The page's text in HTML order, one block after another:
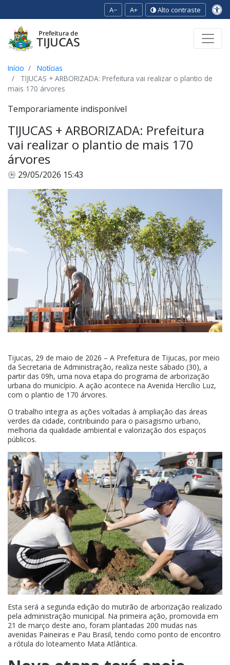
A− A+ Alto contraste
Início
Notícias
TIJUCAS + ARBORIZADA: Prefeitura vai realizar o plantio de
mais 170 árvores
Temporariamente indisponível
TIJUCAS + ARBORIZADA: Prefeitura
vai realizar o plantio de mais 170
árvores
29/05/2026 15:43
Tijucas, 29 de maio de 2026 – A Prefeitura de Tijucas, por meio
da Secretaria de Administração, realiza neste sábado (30), a
partir das 09h, uma nova etapa do programa de arborização
urbana do município. A ação acontece na Avenida Hercílio Luz,
com o plantio de 170 árvores.
O trabalho integra as ações voltadas à ampliação das áreas
verdes da cidade, contribuindo para o paisagismo urbano,
melhoria da qualidade ambiental e valorização dos espaços
públicos.
Esta será a segunda edição do mutirão de arborização realizado
pela administração municipal. Na primeira ação, promovida em
21 de março deste ano, foram plantadas 200 mudas nas
avenidas Paineiras e Pau Brasil, tendo como ponto de encontro
a rótula do loteamento Mata Atlântica.